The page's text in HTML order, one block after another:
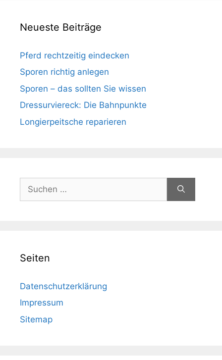
Neueste Beiträge
Pferd rechtzeitig eindecken
Sporen richtig anlegen
Sporen – das sollten Sie wissen
Dressurviereck: Die Bahnpunkte
Longierpeitsche reparieren
nach:
Seiten
Datenschutzerklärung
Impressum
Sitemap